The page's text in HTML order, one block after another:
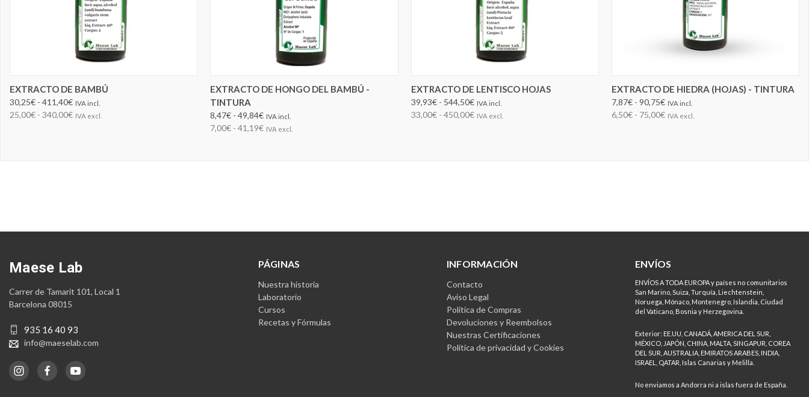
ELEGIR OPCIONES
EXTRACTO DE BAMBÚ
30,25€ - 411,40€ IVA incl.
25,00€ - 340,00€ IVA excl.
ELEGIR OPCIONES
EXTRACTO DE HONGO DEL BAMBÚ -
TINTURA
8,47€ - 49,84€ IVA incl.
7,00€ - 41,19€ IVA excl.
EXTRACTO DE LENTISCO HOJAS
39,93€ - 544,50€ IVA incl.
33,00€ - 450,00€ IVA excl.
ELEGIR OPCIONES
EXTRACTO DE HIEDRA (HOJAS) - TINTURA
7,87€ - 90,75€ IVA incl.
6,50€ - 75,00€ IVA excl.
PÁGINAS
Nuestra historia
Laboratorio
Cursos
Recetas y Fórmulas
INFORMACIÓN
Contacto
Aviso Legal
Política de Compras
Devoluciones y Reembolsos
Nuestras Certificaciones
Política de privacidad y Cookies
ENVÍOS
ENVÍOS A TODA EUROPA y países no comunitarios
San Marino, Suiza, Turquía, Liechtenstein,
Noruega, Mónaco, Montenegro, Islandia, Ciudad
del Vaticano, Bosnia y Herzegovina.
Exterior: EE.UU, CANADÁ, AMERICA DEL SUR,
MÉXICO, JAPÓN, CHINA, MALTA, SINGAPUR, COREA
DEL SUR, AUSTRALIA, EMIRATOS ARABES, INDIA,
ISRAEL, QATAR, Islas Canarias y Melilla.
No enviamos a Andorra ni a islas fuera de España.
Maese Lab
Carrer de Tamarit 101, Local 1
Barcelona 08015
935 16 40 93
info@maeselab.com